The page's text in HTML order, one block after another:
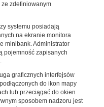
zdefiniowanym
systemu posiadają
na ekranie monitora
minibank. Administrator
pojemność zapisanych
graficznych interfejsów
do ikon mapy
lub przeciągać do okien
sposobem nadzoru jest